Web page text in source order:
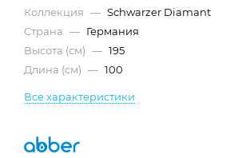
Коллекция — Schwarzer Diamant
Страна — Германия
Высота (см) — 195
Длина (см) — 100
Все характеристики